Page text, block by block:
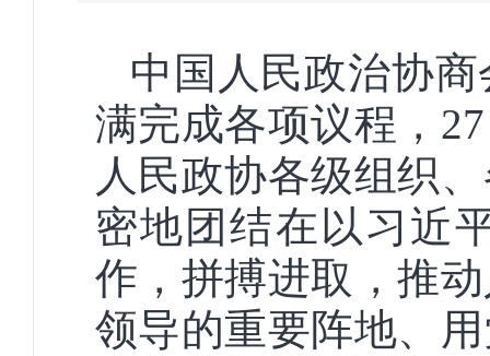
中国人民政治协
满完成各项议程，
人民政协各级组织
密地团结在以习近
作，拼搏进取，推
领导的重要阵地、